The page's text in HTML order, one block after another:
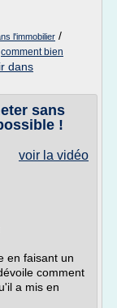
l'immobilier /
comment bien
dans
sans
!
voir la vidéo
en faisant un
comment
a mis en